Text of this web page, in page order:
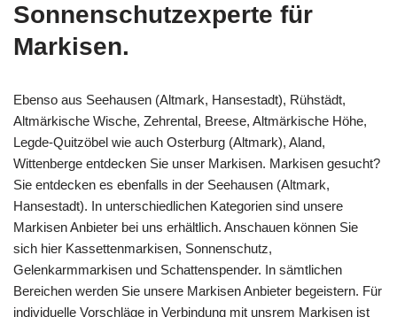
Sonnenschutzexperte für
Markisen.
Ebenso aus Seehausen (Altmark, Hansestadt), Rühstädt,
Altmärkische Wische, Zehrental, Breese, Altmärkische Höhe,
Legde-Quitzöbel wie auch Osterburg (Altmark), Aland,
Wittenberge entdecken Sie unser Markisen. Markisen gesucht?
Sie entdecken es ebenfalls in der Seehausen (Altmark,
Hansestadt). In unterschiedlichen Kategorien sind unsere
Markisen Anbieter bei uns erhältlich. Anschauen können Sie
sich hier Kassettenmarkisen, Sonnenschutz,
Gelenkarmmarkisen und Schattenspender. In sämtlichen
Bereichen werden Sie unsere Markisen Anbieter begeistern. Für
individuelle Vorschläge in Verbindung mit unsrem Markisen ist